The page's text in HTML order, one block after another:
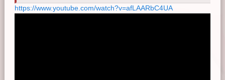
https://www.youtube.com/watch?v=afLAARbC4UA